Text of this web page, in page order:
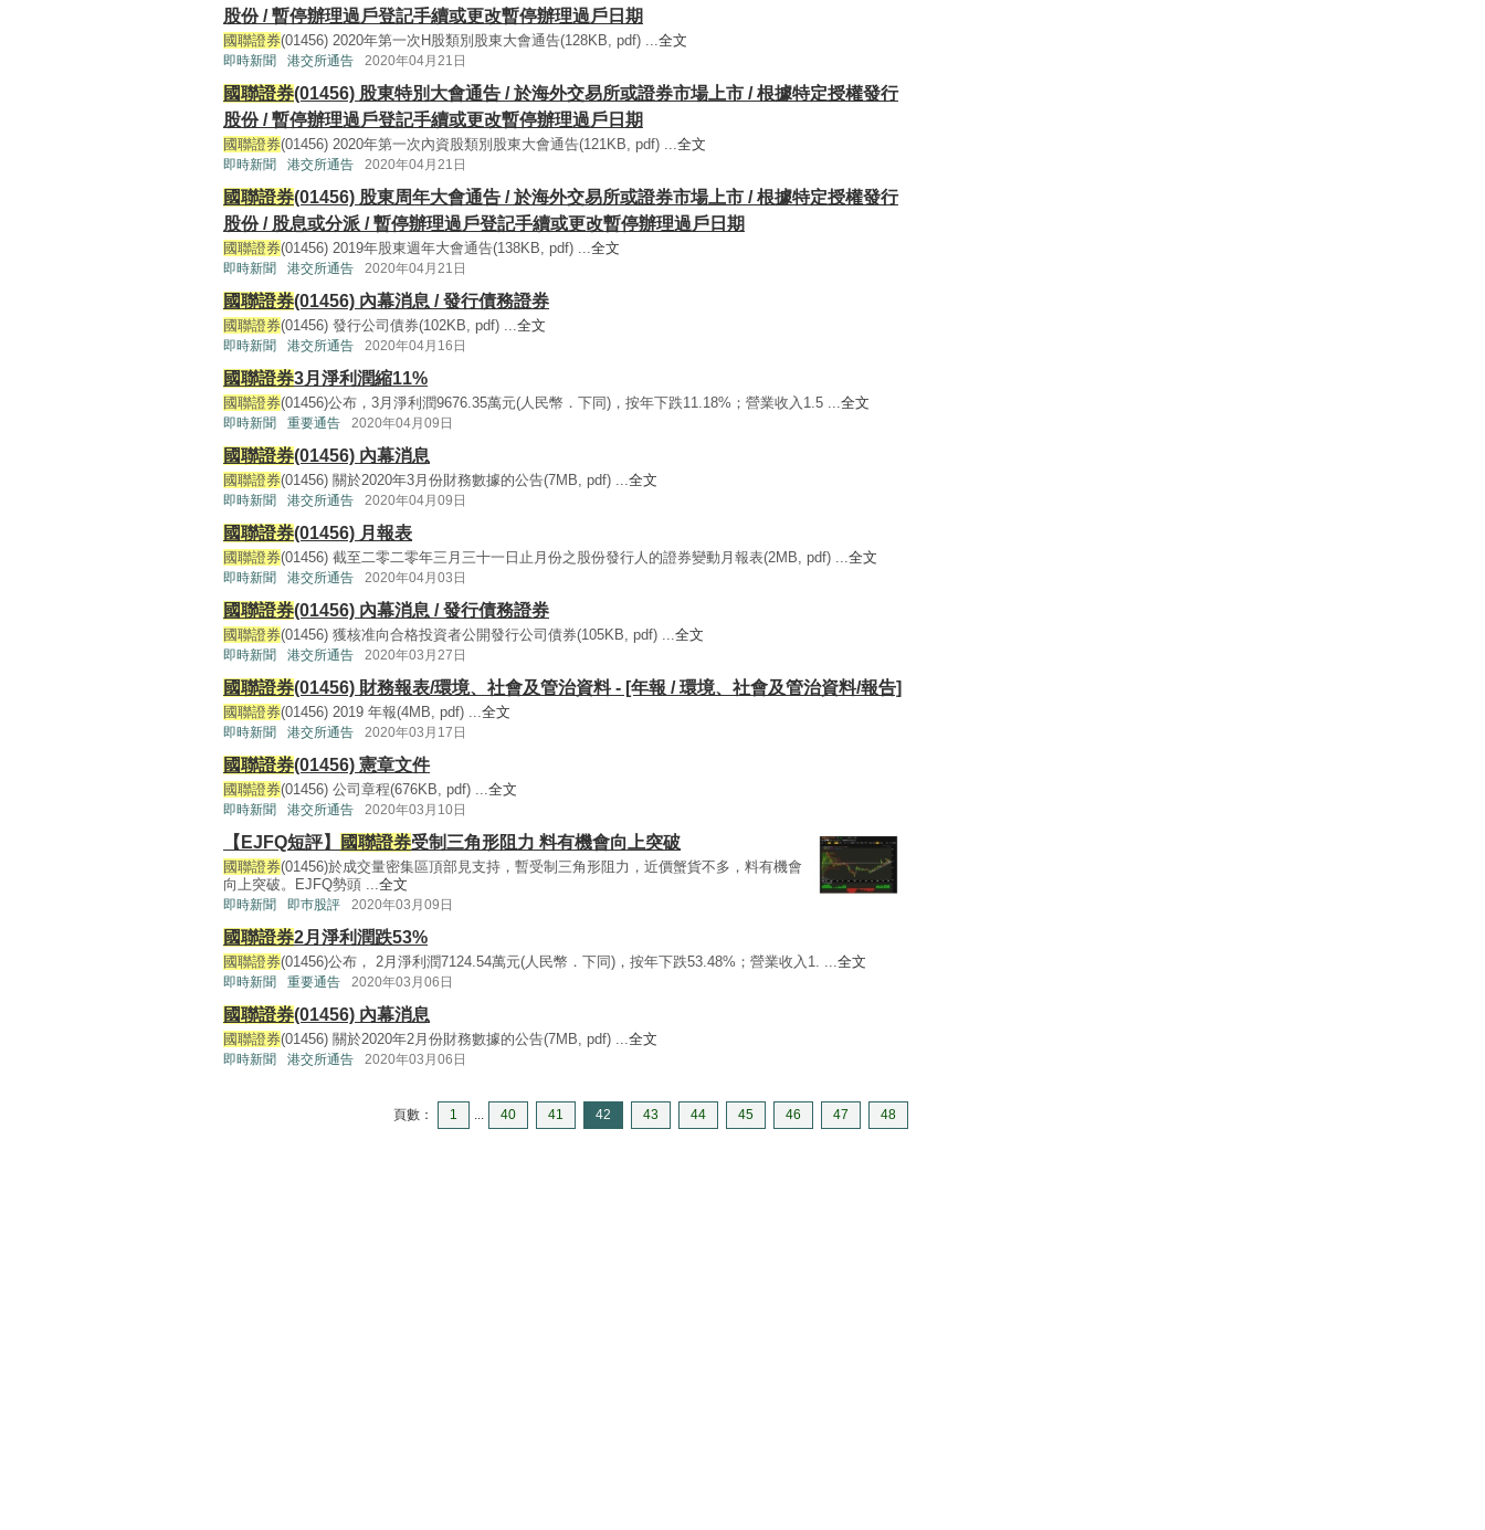
股份 / 暫停辦理過戶登記手續或更改暫停辦理過戶日期
國聯證券(01456) 2020年第一次H股類別股東大會通告(128KB, pdf) ... 全文
即時新聞 港交所通告 2020年04月21日
國聯證券(01456) 股東特別大會通告 / 於海外交易所或證券市場上市 / 根據特定授權發行
股份 / 暫停辦理過戶登記手續或更改暫停辦理過戶日期
國聯證券(01456) 2020年第一次內資股類別股東大會通告(121KB, pdf) ... 全文
即時新聞 港交所通告 2020年04月21日
國聯證券(01456) 股東周年大會通告 / 於海外交易所或證券市場上市 / 根據特定授權發行
股份 / 股息或分派 / 暫停辦理過戶登記手續或更改暫停辦理過戶日期
國聯證券(01456) 2019年股東週年大會通告(138KB, pdf) ... 全文
即時新聞 港交所通告 2020年04月21日
國聯證券(01456) 內幕消息 / 發行債務證券
國聯證券(01456) 發行公司債券(102KB, pdf) ... 全文
即時新聞 港交所通告 2020年04月16日
國聯證券3月淨利潤縮11%
國聯證券(01456)公布，3月淨利潤9676.35萬元(人民幣．下同)，按年下跌11.18%；營業收入1.5 ... 全文
即時新聞 重要通告 2020年04月09日
國聯證券(01456) 內幕消息
國聯證券(01456) 關於2020年3月份財務數據的公告(7MB, pdf) ... 全文
即時新聞 港交所通告 2020年04月09日
國聯證券(01456) 月報表
國聯證券(01456) 截至二零二零年三月三十一日止月份之股份發行人的證券變動月報表(2MB, pdf) ... 全文
即時新聞 港交所通告 2020年04月03日
國聯證券(01456) 內幕消息 / 發行債務證券
國聯證券(01456) 獲核准向合格投資者公開發行公司債券(105KB, pdf) ... 全文
即時新聞 港交所通告 2020年03月27日
國聯證券(01456) 財務報表/環境、社會及管治資料 - [年報 / 環境、社會及管治資料/報告]
國聯證券(01456) 2019 年報(4MB, pdf) ... 全文
即時新聞 港交所通告 2020年03月17日
國聯證券(01456) 憲章文件
國聯證券(01456) 公司章程(676KB, pdf) ... 全文
即時新聞 港交所通告 2020年03月10日
【EJFQ短評】 國聯證券受制三角形阻力 料有機會向上突破
國聯證券(01456)於成交量密集區頂部見支持，暫受制三角形阻力，近價蟹貨不多，料有機會
向上突破。EJFQ勢頭 ... 全文
即時新聞 即巿股評 2020年03月09日
國聯證券2月淨利潤跌53%
國聯證券(01456)公布， 2月淨利潤7124.54萬元(人民幣．下同)，按年下跌53.48%；營業收入1. ... 全文
即時新聞 重要通告 2020年03月06日
國聯證券(01456) 內幕消息
國聯證券(01456) 關於2020年2月份財務數據的公告(7MB, pdf) ... 全文
即時新聞 港交所通告 2020年03月06日
頁數： 1 ... 40 41 42 43 44 45 46 47 48